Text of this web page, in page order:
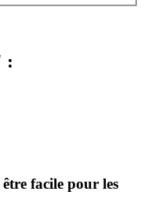
:
facile pour les